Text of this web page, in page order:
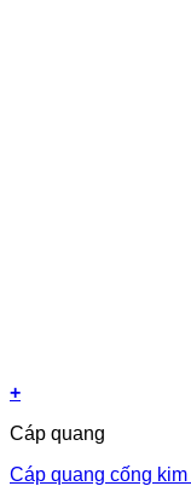
+
Cáp quang
Cáp quang cống